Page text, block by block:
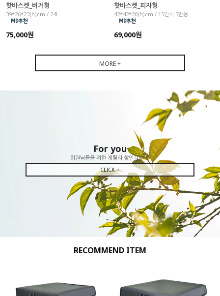
핫바스켓_버거형
39*26*23(h)cm / 24L
75,000원
핫바스켓_피자형
42*42*20(h)cm / 15인치 3판용
69,000원
MORE +
For you
회원님들을 위한 게릴라 할인 이벤트
CLICK +
RECOMMEND ITEM